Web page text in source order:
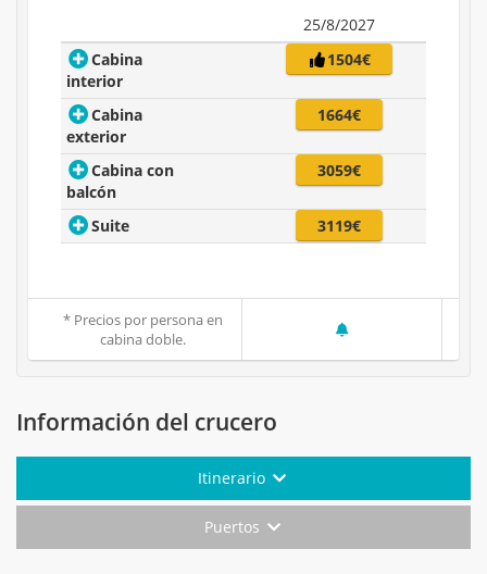
25/8/2027
Cabina
interior
1504€
Cabina
exterior
1664€
Cabina con
balcón
3059€
Suite 3119€
* Precios por persona en
cabina doble.
Información del crucero
Itinerario
Puertos